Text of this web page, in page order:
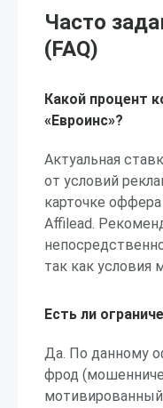
Часто
(FAQ)
Какой процент
«Евроинс»?
Актуальная
от условий
карточке
Affilead.
так как условия
Есть ли
Да. По данному
фрод